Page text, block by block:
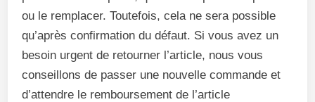
ou le remplacer. Toutefois, cela ne sera possible
qu’après confirmation du défaut. Si vous avez un
besoin urgent de retourner l’article, nous vous
conseillons de passer une nouvelle commande et
d’attendre le remboursement de l’article